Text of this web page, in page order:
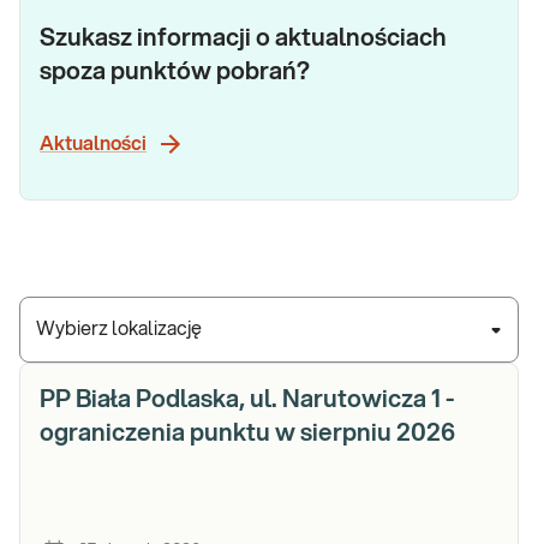
Wybierz lokalizację
Szukasz informacji o aktualnościach
spoza punktów pobrań?
Aktualności
PP Biała Podlaska, ul. Narutowicza 1 -
ograniczenia punktu w sierpniu 2026